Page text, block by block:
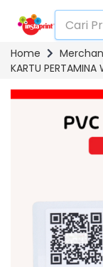
Home
KARTU PERTAMINA